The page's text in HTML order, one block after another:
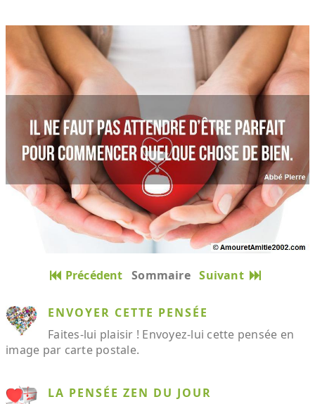
Précédent Sommaire Suivant
ENVOYER CETTE PENSÉE
Faites-lui plaisir ! Envoyez-lui cette pensée en
image par carte postale.
LA PENSÉE ZEN DU JOUR